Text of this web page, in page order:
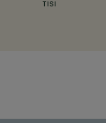
TISI